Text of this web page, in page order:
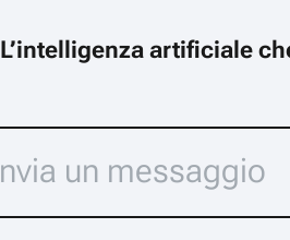
L’intelligenza artificiale